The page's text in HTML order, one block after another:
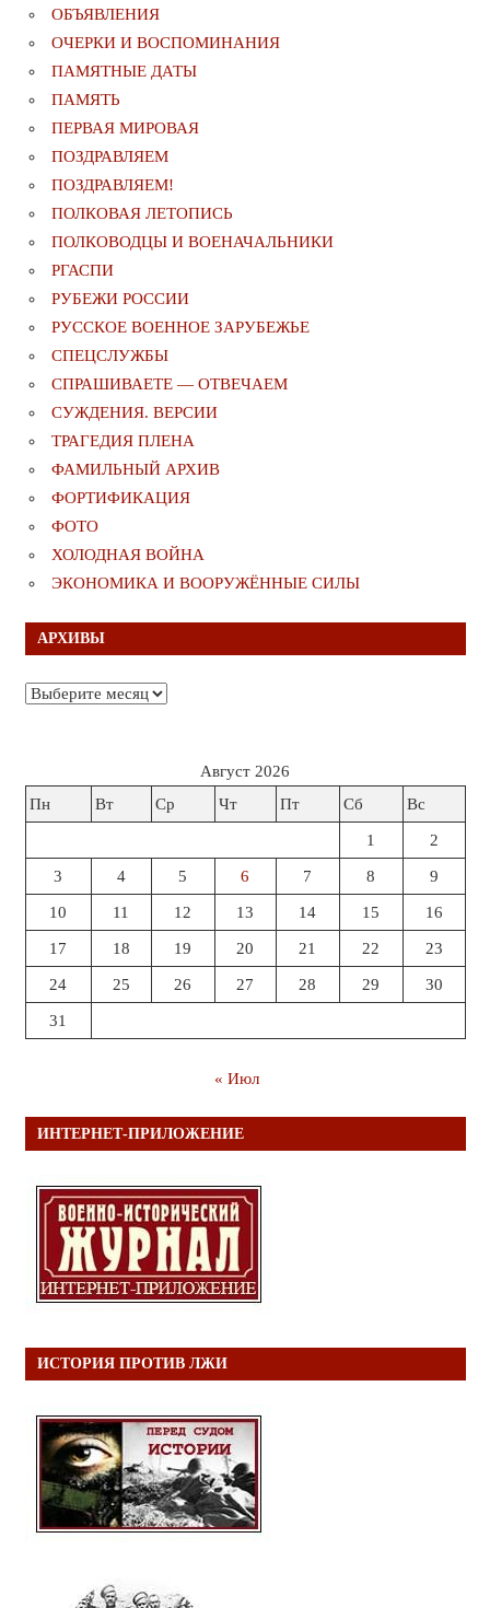
ОБЪЯВЛЕНИЯ
ОЧЕРКИ И ВОСПОМИНАНИЯ
ПАМЯТНЫЕ ДАТЫ
ПАМЯТЬ
ПЕРВАЯ МИРОВАЯ
ПОЗДРАВЛЯЕМ
ПОЗДРАВЛЯЕМ!
ПОЛКОВАЯ ЛЕТОПИСЬ
ПОЛКОВОДЦЫ И ВОЕНАЧАЛЬНИКИ
РГАСПИ
РУБЕЖИ РОССИИ
РУССКОЕ ВОЕННОЕ ЗАРУБЕЖЬЕ
СПЕЦСЛУЖБЫ
СПРАШИВАЕТЕ — ОТВЕЧАЕМ
СУЖДЕНИЯ. ВЕРСИИ
ТРАГЕДИЯ ПЛЕНА
ФАМИЛЬНЫЙ АРХИВ
ФОРТИФИКАЦИЯ
ФОТО
ХОЛОДНАЯ ВОЙНА
ЭКОНОМИКА И ВООРУЖЁННЫЕ СИЛЫ
АРХИВЫ
Архивы
Август 2026
Пн
Вт Ср Чт Пт Сб Вс
1 2
3 4 5 6 7 8 9
10 11 12 13 14 15 16
17 18 19 20 21 22 23
24 25 26 27 28 29 30
31
« Июл
ИНТЕРНЕТ-ПРИЛОЖЕНИЕ
ИСТОРИЯ ПРОТИВ ЛЖИ